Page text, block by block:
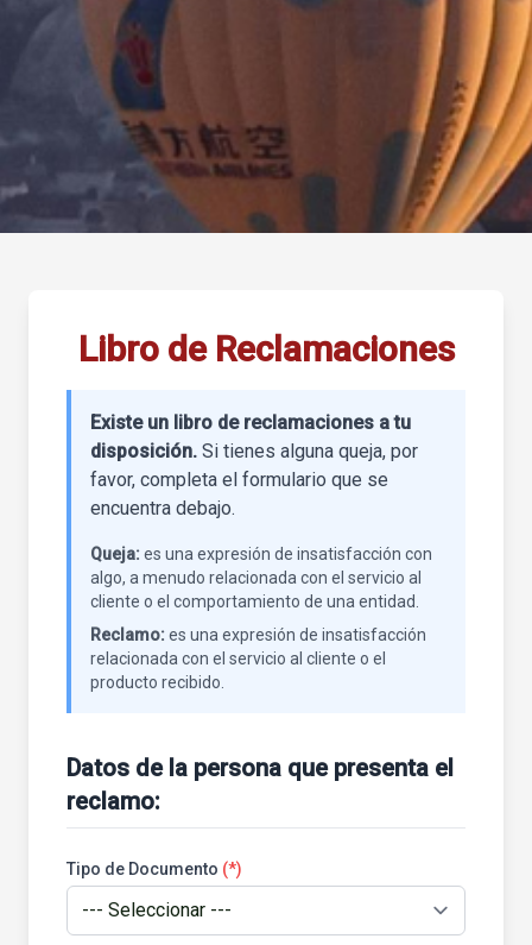
Libro de Reclamaciones
Existe un libro de reclamaciones a tu
disposición. Si tienes alguna queja, por
favor, completa el formulario que se
encuentra debajo.
Queja:es una expresión de insatisfacción con
algo, a menudo relacionada con el servicio al
cliente o el comportamiento de una entidad.
Reclamo:es una expresión de insatisfacción
relacionada con el servicio al cliente o el
producto recibido.
Datos de la persona que presenta el
reclamo:
Tipo de Documento (*)